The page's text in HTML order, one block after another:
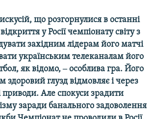
RL
що розгорнулися в останні
у Росії чемпіонату світу з
західним лідерам його матчі
українським телеканалам його
як відомо, ‒ особлива гра. Його
глузд відмовляє і через
Але спокуси зрадити
заради банального задоволення